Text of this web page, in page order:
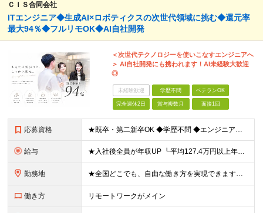
ＣＩＳ合同会社
ITエンジニア◆生成AI×ロボティクスの次世代領域に挑む◆還元率
最大94％◆フルリモOK◆AI自社開発
＜次世代テクノロジーを使いこなすエンジニアへ
＞ AI自社開発にも携われます！AI未経験大歓迎
◎
未経験歓迎 学歴不問 ベテランOK
完全週休2日 賞与複数月 面接1回
応募資格 ★既卒・第二新卒OK ◆学歴不問 ◆エンジニアとしての何かしらの実務経験が1年以上ある方 ※AI未経験者大歓迎 ★意欲重視の採用です！ 「経歴に自信がない」という方も、"今後挑戦したいこと""スキル
給与 ★入社後全員が年収UP ┗平均127.4万円以上年収UP！ ┗最大390万円UPの実績もあり 月給35万円～100万円＋決算賞与＋各種手当 【 給与イメージ 】 ■経験1年以上…月給35万円～＋決
勤務地 ★全国どこでも、自由な働き方を実現できます！ 全国のプロジェクト先やフルリモート環境での勤務も可能です。 ＼自由度の高い働き方、叶えます／ □フルリモートで働きたい □ハイブリットに働きたい □家庭
働き方 リモートワークがメイン